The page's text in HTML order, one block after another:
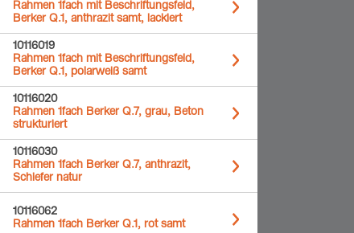
Rahmen 1fach mit Beschriftungsfeld,
Berker Q.1, anthrazit samt, lackiert
10116019
Rahmen 1fach mit Beschriftungsfeld,
Berker Q.1, polarweiß samt
10116020
Rahmen 1fach Berker Q.7, grau, Beton
strukturiert
10116030
Rahmen 1fach Berker Q.7, anthrazit,
Schiefer natur
10116062
Rahmen 1fach Berker Q.1, rot samt